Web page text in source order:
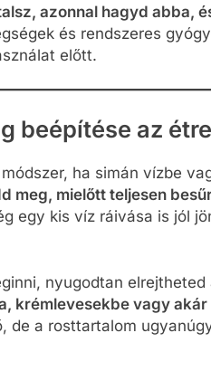
azonnal hagyd abba,
és rendszeres
előtt.
beépítése az
ha simán vízbe
meg, mielőtt teljesen
egy kis víz ráivása is jól
nyugodtan elrejtheted
krémlevesekbe vagy
de a rosttartalom